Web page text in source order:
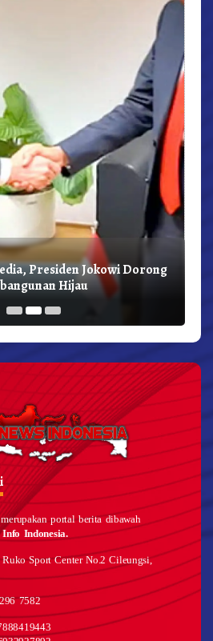
Presiden Jokowi Dorong
Hijau
portal berita dibawah
Indonesia.
Sport Center No.2 Cileungsi,
7582